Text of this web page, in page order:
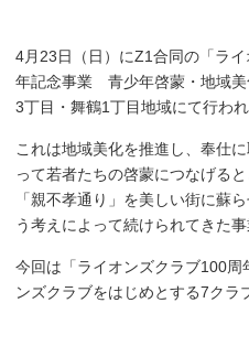
4月23日（日）にZ1合同の「ラ
年記念事業 青少年啓蒙・地域美
3丁目・舞鶴1丁目地域にて行われ
これは地域美化を推進し、奉仕
って若者たちの啓蒙につなげる
「親不孝通り」を美しい街に蘇
う考えによって続けられてきた事
今回は「ライオンズクラブ100
ンズクラブをはじめとする7クラ